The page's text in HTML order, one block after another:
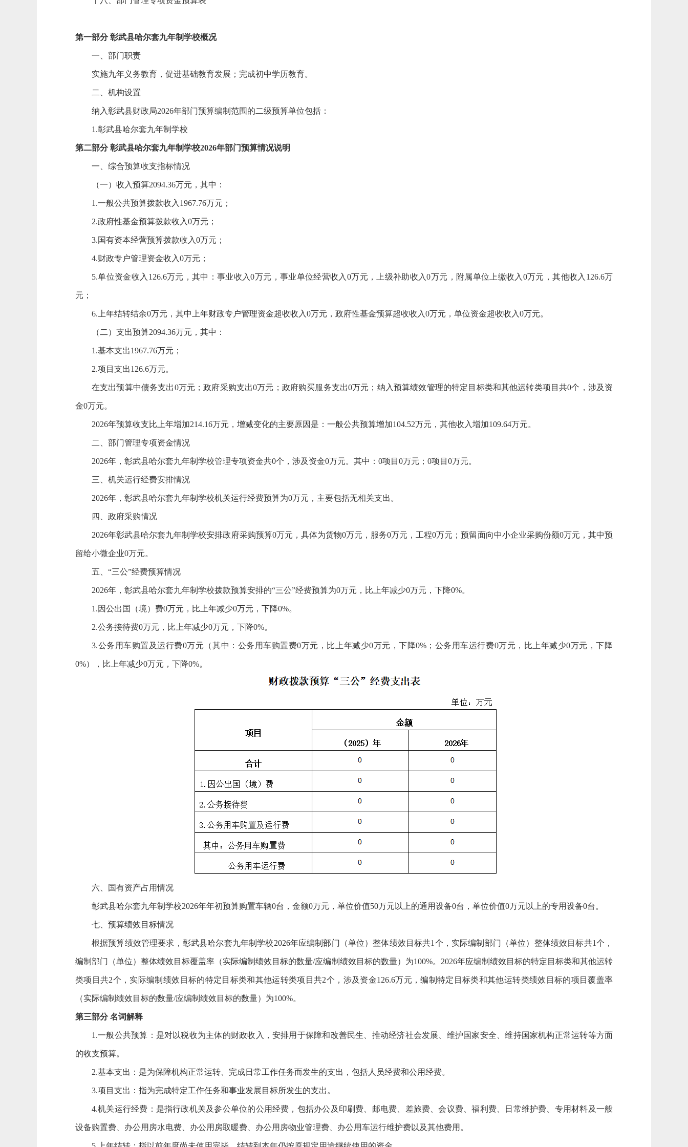
第一部分 彰武县哈尔套九年制学校概况
一、部门职责
实施九年义务教育，促进基础教育发展；完成初中学历教育。
二、机构设置
纳入彰武县财政局2026年部门预算编制范围的二级预算单位包括：
1.彰武县哈尔套九年制学校
第二部分 彰武县哈尔套九年制学校2026年部门预算情况说明
一、综合预算收支指标情况
（一）收入预算2094.36万元，其中：
1.一般公共预算拨款收入1967.76万元；
2.政府性基金预算拨款收入0万元；
3.国有资本经营预算拨款收入0万元；
4.财政专户管理资金收入0万元；
5.单位资金收入126.6万元，其中：事业收入0万元，事业单位经营收入0万元，上级补助收入0万元，附属单位上缴收入0万元，其他收入126.6万
元；
6.上年结转结余0万元，其中上年财政专户管理资金超收收入0万元，政府性基金预算超收收入0万元，单位资金超收收入0万元。
（二）支出预算2094.36万元，其中：
1.基本支出1967.76万元；
2.项目支出126.6万元。
在支出预算中债务支出0万元；政府采购支出0万元；政府购买服务支出0万元；纳入预算绩效管理的特定目标类和其他运转类项目共0个，涉及资
金0万元。
2026年预算收支比上年增加214.16万元，增减变化的主要原因是：一般公共预算增加104.52万元，其他收入增加109.64万元。
二、部门管理专项资金情况
2026年，彰武县哈尔套九年制学校管理专项资金共0个，涉及资金0万元。其中：0项目0万元；0项目0万元。
三、机关运行经费安排情况
2026年，彰武县哈尔套九年制学校机关运行经费预算为0万元，主要包括无相关支出。
四、政府采购情况
2026年彰武县哈尔套九年制学校安排政府采购预算0万元，具体为货物0万元，服务0万元，工程0万元；预留面向中小企业采购份额0万元，其中预
留给小微企业0万元。
五、“三公”经费预算情况
2026年，彰武县哈尔套九年制学校拨款预算安排的“三公”经费预算为0万元，比上年减少0万元，下降0%。
1.因公出国（境）费0万元，比上年减少0万元，下降0%。
2.公务接待费0万元，比上年减少0万元，下降0%。
3.公务用车购置及运行费0万元（其中：公务用车购置费0万元，比上年减少0万元，下降0%；公务用车运行费0万元，比上年减少0万元，下降
0%），比上年减少0万元，下降0%。
六、国有资产占用情况
彰武县哈尔套九年制学校2026年年初预算购置车辆0台，金额0万元，单位价值50万元以上的通用设备0台，单位价值0万元以上的专用设备0台。
七、预算绩效目标情况
根据预算绩效管理要求，彰武县哈尔套九年制学校2026年应编制部门（单位）整体绩效目标共1个，实际编制部门（单位）整体绩效目标共1个，
编制部门（单位）整体绩效目标覆盖率（实际编制绩效目标的数量/应编制绩效目标的数量）为100%。2026年应编制绩效目标的特定目标类和其他运转
类项目共2个，实际编制绩效目标的特定目标类和其他运转类项目共2个，涉及资金126.6万元，编制特定目标类和其他运转类绩效目标的项目覆盖率
（实际编制绩效目标的数量/应编制绩效目标的数量）为100%。
第三部分 名词解释
1.一般公共预算：是对以税收为主体的财政收入，安排用于保障和改善民生、推动经济社会发展、维护国家安全、维持国家机构正常运转等方面
的收支预算。
2.基本支出：是为保障机构正常运转、完成日常工作任务而发生的支出，包括人员经费和公用经费。
3.项目支出：指为完成特定工作任务和事业发展目标所发生的支出。
4.机关运行经费：是指行政机关及参公单位的公用经费，包括办公及印刷费、邮电费、差旅费、会议费、福利费、日常维护费、专用材料及一般
设备购置费、办公用房水电费、办公用房取暖费、办公用房物业管理费、办公用车运行维护费以及其他费用。